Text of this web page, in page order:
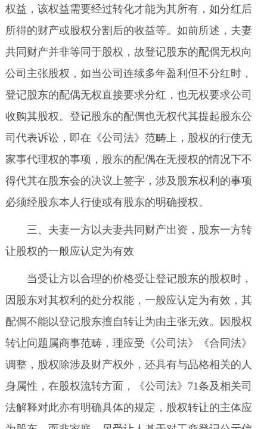
权益，该权益需要经过转化才能为其所有，如分红后
所得的财产或股权分割后的收益等。如前所述，夫妻
共同财产并非等同于股权，故登记股东的配偶无权向
公司主张股权，如当公司连续多年盈利但不分红时，
登记股东的配偶无权直接要求分红，也无权要求公司
收购其股权。登记股东的配偶也无权代其提起股东公
司代表诉讼，即在《公司法》范畴上，股权的行使无
家事代理权的事项，股东的配偶在无授权的情况下不
得代其在股东会的决议上签字，涉及股东权利的事项
必须经股东本人行使或有股东的明确授权。
三、夫妻一方以夫妻共同财产出资，股东一方转
让股权的一般应认定为有效
当受让方以合理的价格受让登记股东的股权时，
因股东对其权利的处分权能，一般应认定为有效，其
配偶不能以登记股东擅自转让为由主张无效。因股权
转让问题属商事范畴，理应受《公司法》《合同法》
调整，股权除涉及财产权外，还具有与品格相关的人
身属性，在股权流转方面，《公司法》71条及相关司
法解释对此亦有明确具体的规定，股权转让的主体应